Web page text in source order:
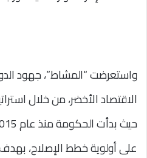
واستعرضت “المشاط”، جهود
الاقتصاد الأخضر، من خلال
على أولوية خطط الإصلاح، بهدف